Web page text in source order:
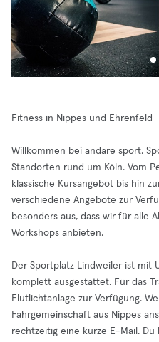
Fitness in Nippes und Ehrenfeld
Willkommen bei andare sport.
Standorten rund um Köln. Vom
klassische Kursangebot bis hin
verschiedene Angebote zur
besonders aus, dass wir für alle
Workshops anbieten.
Der Sportplatz Lindweiler ist mit
komplett ausgestattet. Für das
Flutlichtanlage zur Verfügung.
Fahrgemeinschaft aus Nippes
rechtzeitig eine kurze E-Mail.